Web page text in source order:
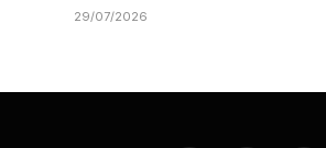
29/07/2026